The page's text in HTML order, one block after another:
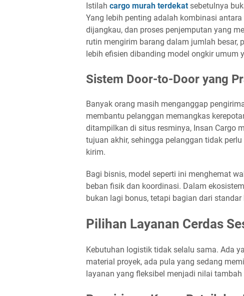
Istilah cargo murah terdekat sebetulnya
Yang lebih penting adalah kombinasi
dijangkau, dan proses penjemputan yang
rutin mengirim barang dalam jumlah besar,
lebih efisien dibanding model ongkir umum
Sistem Door-to-Door yang
Banyak orang masih menganggap
membantu pelanggan memangkas
ditampilkan di situs resminya, Insan Cargo
tujuan akhir, sehingga pelanggan tidak
kirim.
Bagi bisnis, model seperti ini menghemat
beban fisik dan koordinasi. Dalam
bukan lagi bonus, tetapi bagian dari
Pilihan Layanan Cerdas
Kebutuhan logistik tidak selalu sama. Ada
material proyek, ada pula yang sedang
layanan yang fleksibel menjadi nilai